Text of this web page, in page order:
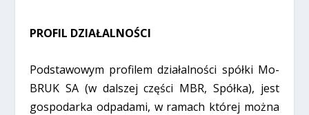
PROFIL DZIAŁALNOŚCI
Podstawowym profilem działalności spółki Mo-
BRUK SA (w dalszej części MBR, Spółka), jest
gospodarka odpadami, w ramach której można